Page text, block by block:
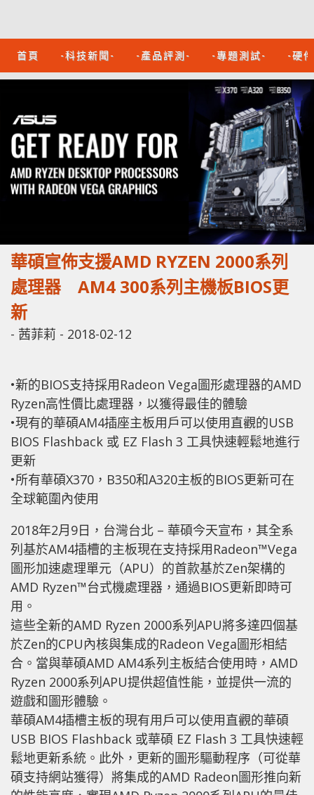
首頁 -科技新聞- -產品評測- -專題測試- -硬
華碩宣佈支援AMD RYZEN 2000系列
處理器 AM4 300系列主機板BIOS更
新
- 茜菲莉 - 2018-02-12
•新的BIOS支持採用Radeon Vega圖形處理器的AMD
Ryzen高性價比處理器，以獲得最佳的體驗
•現有的華碩AM4插座主板用戶可以使用直觀的USB
BIOS Flashback 或 EZ Flash 3 工具快速輕鬆地進行
更新
•所有華碩X370，B350和A320主板的BIOS更新可在
全球範圍內使用
2018年2月9日，台灣台北 – 華碩今天宣布，其全系
列基於AM4插槽的主板現在支持採用Radeon™Vega
圖形加速處理單元（APU）的首款基於Zen架構的
AMD Ryzen™台式機處理器，通過BIOS更新即時可
用。
這些全新的AMD Ryzen 2000系列APU將多達四個基
於Zen的CPU內核與集成的Radeon Vega圖形相結
合。當與華碩AMD AM4系列主板結合使用時，AMD
Ryzen 2000系列APU提供超值性能，並提供一流的
遊戲和圖形體驗。
華碩AM4插槽主板的現有用戶可以使用直觀的華碩
USB BIOS Flashback 或華碩 EZ Flash 3 工具快速輕
鬆地更新系統。此外，更新的圖形驅動程序（可從華
碩支持網站獲得）將集成的AMD Radeon圖形推向新